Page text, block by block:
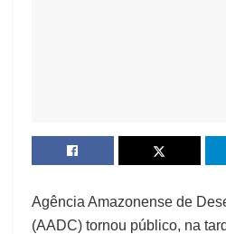
Agência Amazonense de
(AADC) tornou público, na